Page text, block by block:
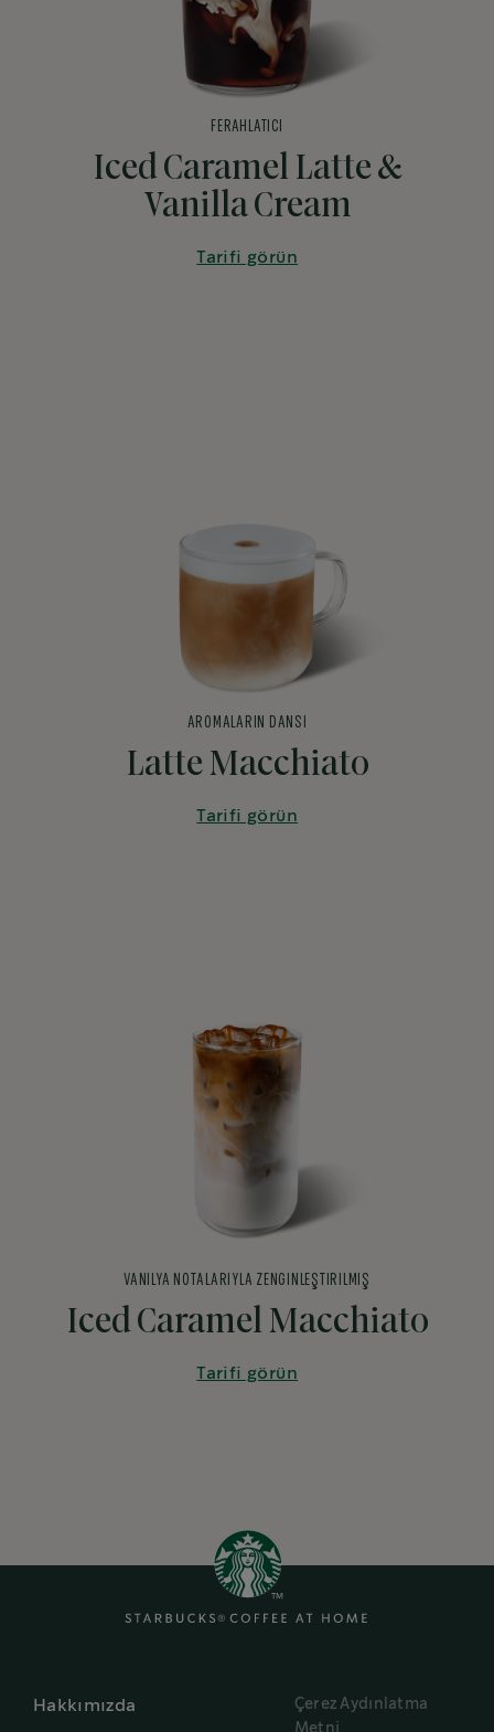
Iced Caramel Latte &
Vanilla Cream
FERAHLATICI
Tarifi görün
Latte Macchiato
AROMALARIN DANSI
Tarifi görün
Iced Caramel Macchiato
VANILYA NOTALARIYLA ZENGINLEŞTIRILMIŞ
Tarifi görün
Hakkımızda
Çerez Aydınlatma
Metni